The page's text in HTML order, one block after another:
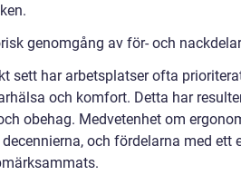
genomgång av för- och
sett har arbetsplatser ofta
och komfort. Detta har
obehag. Medvetenhet om
och fördelarna med